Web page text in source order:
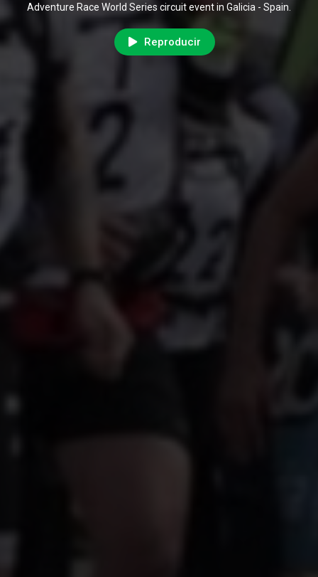
Adventure Race World Series circuit event in Galicia - Spain.
Reproducir